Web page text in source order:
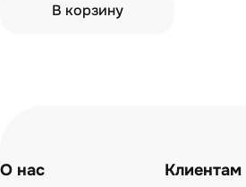
В корзину
О нас
Клиентам